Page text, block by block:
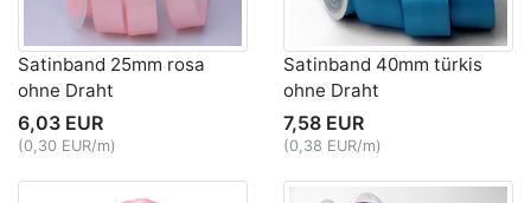
Satinband 25mm rosa
ohne Draht
6,03 EUR
(0,30 EUR/m)
Satinband 40mm türkis
ohne Draht
7,58 EUR
(0,38 EUR/m)